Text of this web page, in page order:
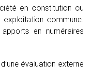
en constitution ou
commune.
en numéraires
évaluation externe